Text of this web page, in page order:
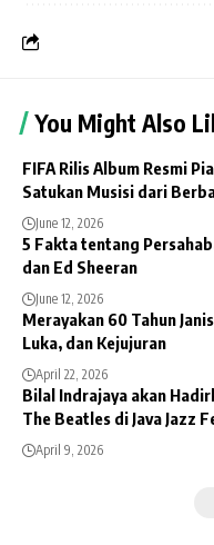
You Might Also
FIFA Rilis Album Resmi
Satukan Musisi dari
June 12, 2026
5 Fakta tentang
dan Ed Sheeran
June 12, 2026
Merayakan 60 Tahun
Luka, dan Kejujuran
April 22, 2026
Bilal Indrajaya akan
The Beatles di Java Jazz
April 9, 2026